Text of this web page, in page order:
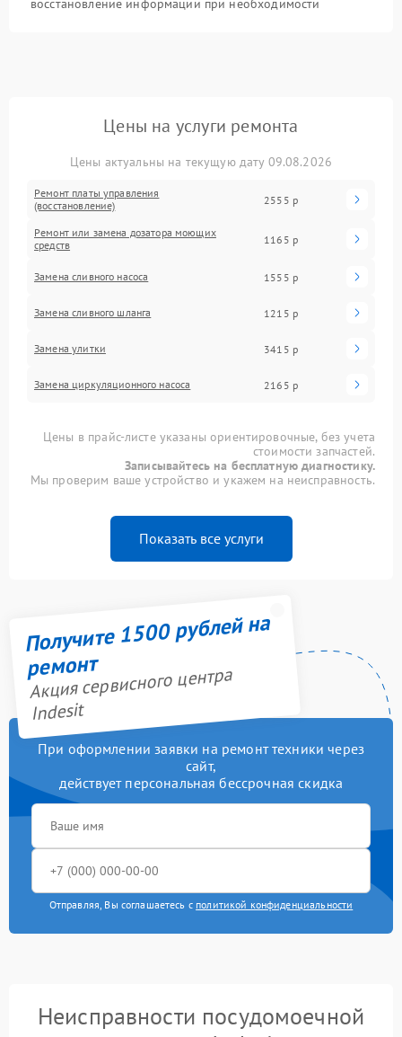
восстановление информации при необходимости
Цены на услуги ремонта
Цены актуальны на текущую дату 09.08.2026
Ремонт платы управления
(восстановление)
2555 р
Ремонт или замена дозатора моющих
средств
1165 р
Замена сливного насоса 1555 р
Замена сливного шланга 1215 р
Замена улитки 3415 р
Замена циркуляционного насоса 2165 р
Цены в прайс-листе указаны ориентировочные, без учета
стоимости запчастей.
Записывайтесь на бесплатную диагностику.
Мы проверим ваше устройство и укажем на неисправность.
Показать все услуги
Получите 1500 рублей на
ремонт
Акция сервисного центра
Indesit
При оформлении заявки на ремонт техники через
сайт,
действует персональная бессрочная скидка
Отправляя, Вы соглашаетесь с политикой конфиденциальности
Неисправности посудомоечной